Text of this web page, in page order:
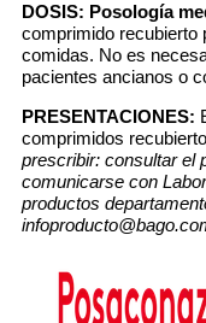
DOSIS: Posología
comprimido recubierto
comidas. No es
pacientes ancianos o
PRESENTACIONES:
comprimidos
prescribir: consultar el
comunicarse con
productos